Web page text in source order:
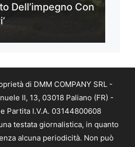
Dell’impegno Con
di DMM COMPANY SRL -
II, 13, 03018 Paliano (FR) -
Partita I.V.A. 03144800608
testata giornalistica, in quanto
alcuna periodicità. Non può